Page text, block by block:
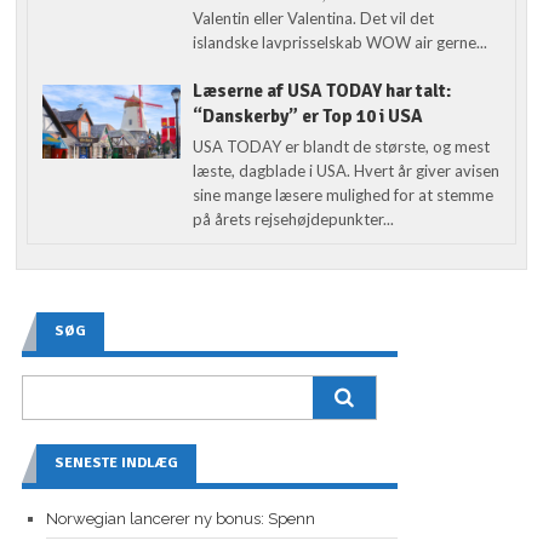
Valentin eller Valentina. Det vil det
islandske lavprisselskab WOW air gerne...
Læserne af USA TODAY har talt:
“Danskerby” er Top 10 i USA
USA TODAY er blandt de største, og mest
læste, dagblade i USA. Hvert år giver avisen
sine mange læsere mulighed for at stemme
på årets rejsehøjdepunkter...
SØG
SENESTE INDLÆG
Norwegian lancerer ny bonus: Spenn